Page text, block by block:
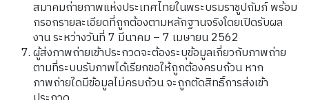
สมาคมถ่ายภาพแห่งประเทศไทยในพระบรมราชูปถัมภ์ พร้อม
กรอกรายละเอียดที่ถูกต้องตามหลักฐานจริงโดยเปิดรับผล
งาน ระหว่างวันที่ 7 มีนาคม – 7 เมษายน 2562
ผู้ส่งภาพถ่ายเข้าประกวดจะต้องระบุข้อมูลเกี่ยวกับภาพถ่าย
ตามที่ระบบรับภาพได้เรียกขอให้ถูกต้องครบถ้วน หาก
ภาพถ่ายใดมีข้อมูลไม่ครบถ้วน จะถูกตัดสิทธิ์การส่งเข้า